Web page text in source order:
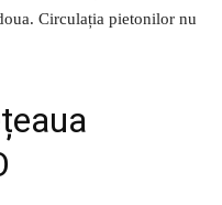
Circulația pietonilor nu